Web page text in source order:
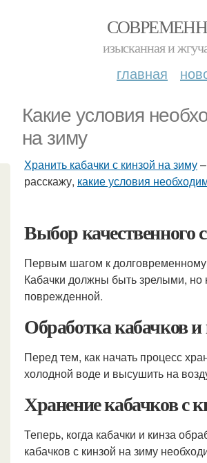
изысканная и
главная
Какие условия
на зиму
Хранить кабачки с кинзой на зиму
расскажу, какие условия
Выбор качественного
Первым шагом к долговременному
Кабачки должны быть зрелыми,
поврежденной.
Обработка кабачков
Перед тем, как начать процесс
холодной воде и высушить на
Хранение кабачков с
Теперь, когда кабачки и кинза
кабачков с кинзой на зиму